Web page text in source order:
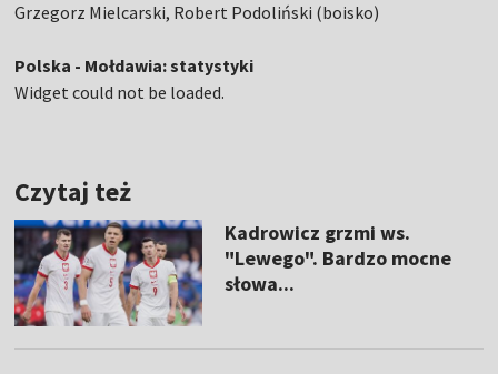
Grzegorz Mielcarski, Robert Podoliński (boisko)
Polska - Mołdawia: statystyki
Widget could not be loaded.
Czytaj też
Kadrowicz grzmi ws.
"Lewego". Bardzo mocne
słowa...